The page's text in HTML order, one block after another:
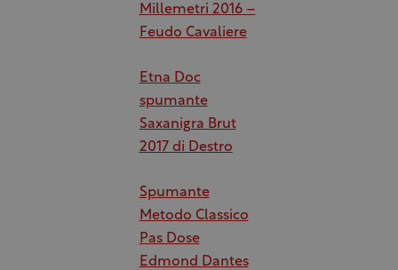
Millemetri 2016 –
Feudo Cavaliere
Etna Doc
spumante
Saxanigra Brut
2017 di Destro
Spumante
Metodo Classico
Pas Dose
Edmond Dantes